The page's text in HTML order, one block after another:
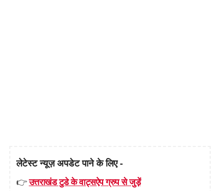
लेटेस्ट न्यूज़ अपडेट पाने के लिए -
👉उत्तराखंड टुडे के वाट्सऐप ग्रुप से जुड़ें